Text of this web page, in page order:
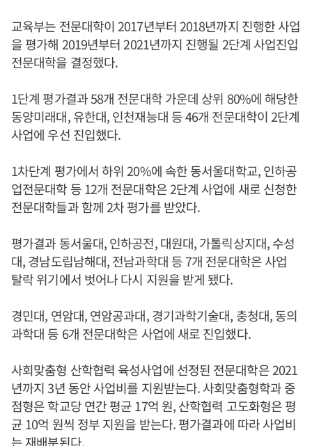
교육부는 전문대학이 2017년부터 2018년까지 진행한 사업
을 평가해 2019년부터 2021년까지 진행될 2단계 사업진입
전문대학을 결정했다.
1단계 평가결과 58개 전문대학 가운데 상위 80%에 해당한
동양미래대, 유한대, 인천재능대 등 46개 전문대학이 2단계
사업에 우선 진입했다.
1차단계 평가에서 하위 20%에 속한 동서울대학교, 인하공
업전문대학 등 12개 전문대학은 2단계 사업에 새로 신청한
전문대학들과 함께 2차 평가를 받았다.
평가결과 동서울대, 인하공전, 대원대, 가톨릭상지대, 수성
대, 경남도립남해대, 전남과학대 등 7개 전문대학은 사업
탈락 위기에서 벗어나 다시 지원을 받게 됐다.
경민대, 연암대, 연암공과대, 경기과학기술대, 충청대, 동의
과학대 등 6개 전문대학은 사업에 새로 진입했다.
사회맞춤형 산학협력 육성사업에 선정된 전문대학은 2021
년까지 3년 동안 사업비를 지원받는다. 사회맞춤형학과 중
점형은 학교당 연간 평균 17억 원, 산학협력 고도화형은 평
균 10억 원씩 정부 지원을 받는다. 평가결과에 따라 사업비
는 재배분된다.